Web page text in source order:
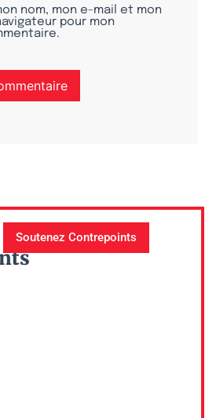
nom, mon e-mail et mon
pour mon
Soutenez Contrepoints